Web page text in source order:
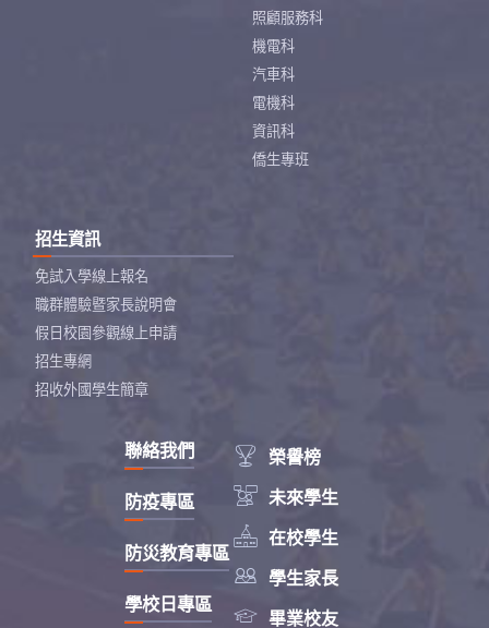
照顧服務科
機電科
汽車科
電機科
資訊科
僑生專班
招生資訊
免試入學線上報名
職群體驗暨家長說明會
假日校園參觀線上申請
招生專網
招收外國學生簡章
 榮譽榜
 未來學生
 在校學生
 學生家長
 畢業校友
聯絡我們
防疫專區
防災教育專區
學校日專區